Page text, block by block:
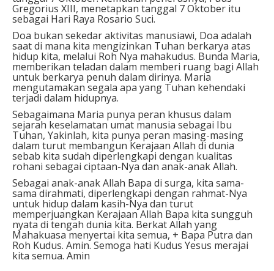
Gregorius XIII, menetapkan tanggal 7 Oktober itu
sebagai Hari Raya Rosario Suci.
Doa bukan sekedar aktivitas manusiawi, Doa adalah
saat di mana kita mengizinkan Tuhan berkarya atas
hidup kita, melalui Roh Nya mahakudus. Bunda Maria,
memberikan teladan dalam memberi ruang bagi Allah
untuk berkarya penuh dalam dirinya. Maria
mengutamakan segala apa yang Tuhan kehendaki
terjadi dalam hidupnya.
Sebagaimana Maria punya peran khusus dalam
sejarah keselamatan umat manusia sebagai Ibu
Tuhan, Yakinlah, kita punya peran masing-masing
dalam turut membangun Kerajaan Allah di dunia
sebab kita sudah diperlengkapi dengan kualitas
rohani sebagai ciptaan-Nya dan anak-anak Allah.
Sebagai anak-anak Allah Bapa di surga, kita sama-
sama dirahmati, diperlengkapi dengan rahmat-Nya
untuk hidup dalam kasih-Nya dan turut
memperjuangkan Kerajaan Allah Bapa kita sungguh
nyata di tengah dunia kita. Berkat Allah yang
Mahakuasa menyertai kita semua, + Bapa Putra dan
Roh Kudus. Amin. Semoga hati Kudus Yesus merajai
kita semua. Amin